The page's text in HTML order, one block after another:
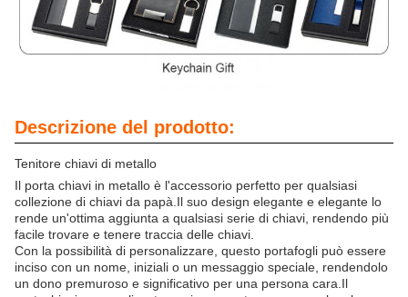
Descrizione del prodotto:
Tenitore chiavi di metallo
Il porta chiavi in metallo è l'accessorio perfetto per qualsiasi
collezione di chiavi da papà.Il suo design elegante e elegante lo
rende un'ottima aggiunta a qualsiasi serie di chiavi, rendendo più
facile trovare e tenere traccia delle chiavi.
Con la possibilità di personalizzare, questo portafogli può essere
inciso con un nome, iniziali o un messaggio speciale, rendendolo
un dono premuroso e significativo per una persona cara.Il